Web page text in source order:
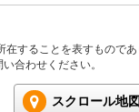
することを表すもので
合わせください。
スクロール地